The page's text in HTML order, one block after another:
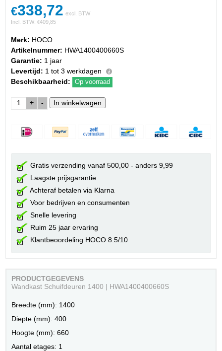
€338,72 excl. BTW
Incl. BTW:€409,85
Merk: HOCO
Artikelnummer: HWA1400400660S
Garantie: 1 jaar
Levertijd: 1 tot 3 werkdagen
Beschikbaarheid:
Op voorraad
+ -
Gratis verzending vanaf 500,00 - anders 9,99
Laagste prijsgarantie
Achteraf betalen via Klarna
Voor bedrijven en consumenten
Snelle levering
Ruim 25 jaar ervaring
Klantbeoordeling HOCO 8.5/10
PRODUCTGEGEVENS
Wandkast Schuifdeuren 1400 | HWA1400400660S
Breedte (mm): 1400
Diepte (mm): 400
Hoogte (mm): 660
Aantal etages: 1